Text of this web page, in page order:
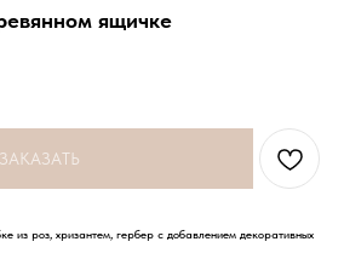
ящичке
ЗАКАЗАТЬ
из роз, хризантем, гербер с добавлением декоративных